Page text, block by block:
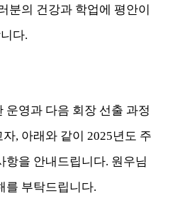
분의 건강과 학업에 평안이
다.
운영과 다음 회장 선출 과정
자, 아래와 같이 2025년도 주
항을 안내드립니다. 원우님
를 부탁드립니다.